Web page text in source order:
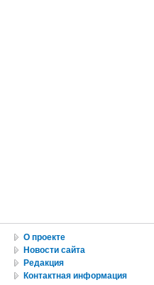
О проекте
Новости сайта
Редакция
Контактная информация